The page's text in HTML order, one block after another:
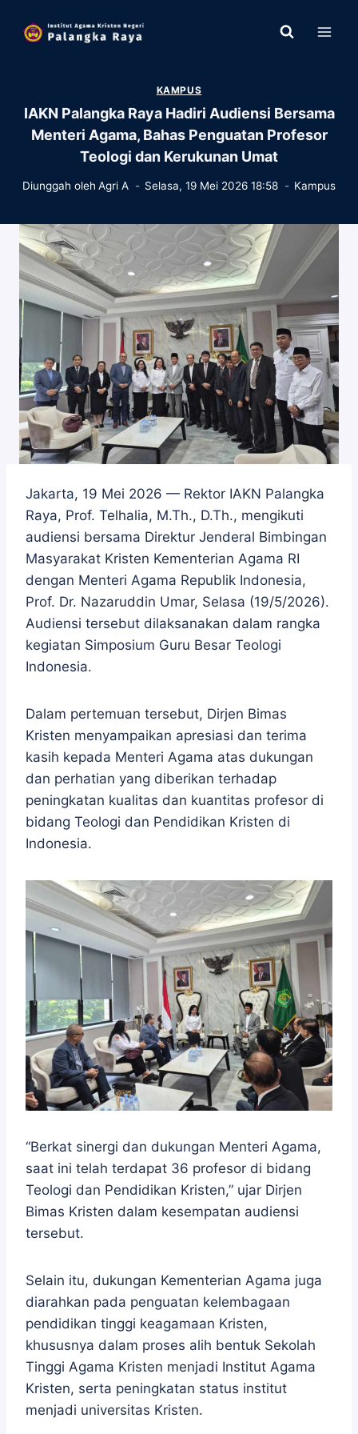
KAMPUS
IAKN Palangka Raya Hadiri Audiensi Bersama
Menteri Agama, Bahas Penguatan Profesor
Teologi dan Kerukunan Umat
Diunggah oleh Agri A Selasa, 19 Mei 2026 18:58 Kampus
Jakarta, 19 Mei 2026 — Rektor IAKN Palangka
Raya, Prof. Telhalia, M.Th., D.Th., mengikuti
audiensi bersama Direktur Jenderal Bimbingan
Masyarakat Kristen Kementerian Agama RI
dengan Menteri Agama Republik Indonesia,
Prof. Dr. Nazaruddin Umar, Selasa (19/5/2026).
Audiensi tersebut dilaksanakan dalam rangka
kegiatan Simposium Guru Besar Teologi
Indonesia.
Dalam pertemuan tersebut, Dirjen Bimas
Kristen menyampaikan apresiasi dan terima
kasih kepada Menteri Agama atas dukungan
dan perhatian yang diberikan terhadap
peningkatan kualitas dan kuantitas profesor di
bidang Teologi dan Pendidikan Kristen di
Indonesia.
“Berkat sinergi dan dukungan Menteri Agama,
saat ini telah terdapat 36 profesor di bidang
Teologi dan Pendidikan Kristen,” ujar Dirjen
Bimas Kristen dalam kesempatan audiensi
tersebut.
Selain itu, dukungan Kementerian Agama juga
diarahkan pada penguatan kelembagaan
pendidikan tinggi keagamaan Kristen,
khususnya dalam proses alih bentuk Sekolah
Tinggi Agama Kristen menjadi Institut Agama
Kristen, serta peningkatan status institut
menjadi universitas Kristen.